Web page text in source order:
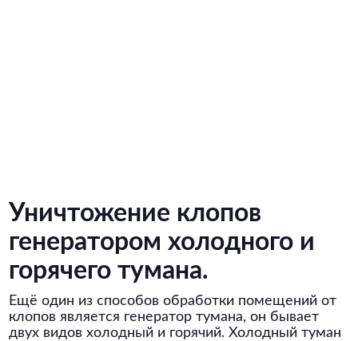
Уничтожение клопов
генератором холодного и
горячего тумана.
Ещё один из способов обработки помещений от
клопов является генератор тумана, он бывает
двух видов холодный и горячий. Холодный туман